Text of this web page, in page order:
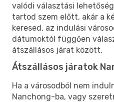
valódi választási
tartod szem előtt, akár a
keresed, az indulási
dátumoktól függően
átszállásos járat között.
Átszállásos járatok
Ha a városodból nem
Nanchong-ba, vagy